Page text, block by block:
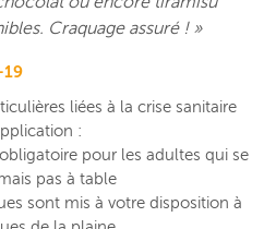
Craquage assuré ! »
19
liées à la crise sanitaire
:
pour les adultes qui se
pas à table
sont mis à votre disposition à